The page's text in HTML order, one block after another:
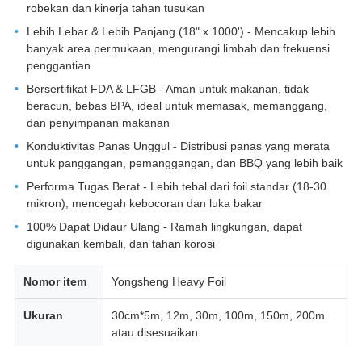
robekan dan kinerja tahan tusukan
Lebih Lebar & Lebih Panjang (18" x 1000') - Mencakup lebih
banyak area permukaan, mengurangi limbah dan frekuensi
penggantian
Bersertifikat FDA & LFGB - Aman untuk makanan, tidak
beracun, bebas BPA, ideal untuk memasak, memanggang,
dan penyimpanan makanan
Konduktivitas Panas Unggul - Distribusi panas yang merata
untuk panggangan, pemanggangan, dan BBQ yang lebih baik
Performa Tugas Berat - Lebih tebal dari foil standar (18-30
mikron), mencegah kebocoran dan luka bakar
100% Dapat Didaur Ulang - Ramah lingkungan, dapat
digunakan kembali, dan tahan korosi
Nomor item Yongsheng Heavy Foil
Ukuran
30cm*5m, 12m, 30m, 100m, 150m, 200m
atau disesuaikan